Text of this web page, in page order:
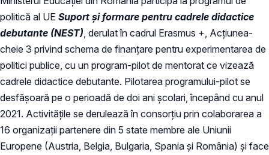
politică al UE Suport și formare pentru cadrele didactice
debutante (NEST) , derulat în cadrul Erasmus +, Acțiunea-
cheie 3 privind schema de finanțare pentru experimentarea de
politici publice, cu un program-pilot de mentorat ce vizează
cadrele didactice debutante. Pilotarea programului-pilot se
desfășoară pe o perioadă de doi ani școlari, începând cu anul
2021. Activitățile se derulează în consorțiu prin colaborarea a
16 organizații partenere din 5 state membre ale Uniunii
Europene (Austria, Belgia, Bulgaria, Spania și România) și face